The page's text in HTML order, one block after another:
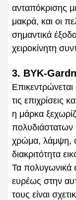
ανταπόκρισης
μακρά, και οι
σημαντικά
χειροκίνητη
3. BYK-
τις επιχρίσεις
η μάρκα
χρώμα, λάμψη,
διακριτότητα
Τα πολυγωνικά
ευρέως στην
τους είναι